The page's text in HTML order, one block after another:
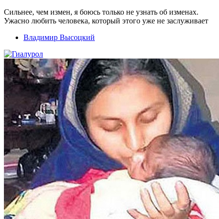
Сильнее, чем измен, я боюсь только не узнать об изменах.
Ужасно любить человека, который этого уже не заслуживает
Владимир Высоцкий